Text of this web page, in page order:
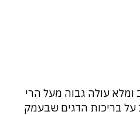
ומלא עולה גבוה מעל הרי
על בריכות הדגים שבעמק